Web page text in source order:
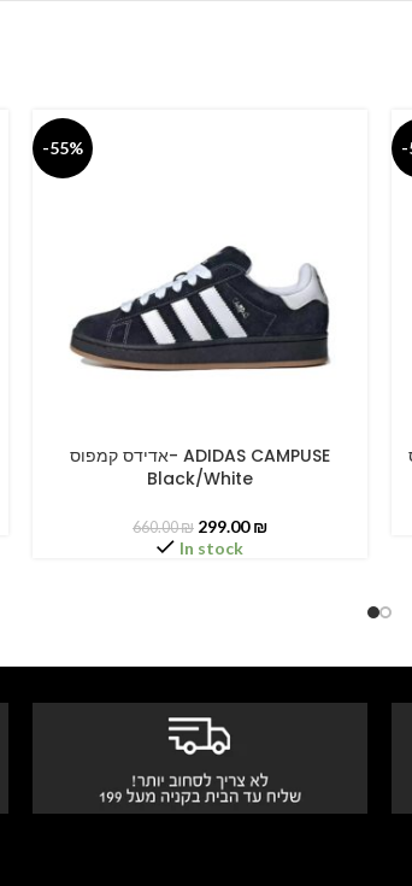
-55%
SELECT OPTIONS
אדידס קמפוס- ADIDAS CAMPUSE
Black/White
660.00₪ 299.00₪
In stock
-